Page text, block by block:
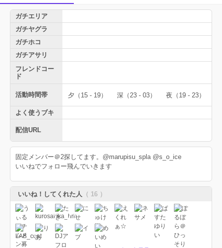
ガチエリア
ガチヤグラ
ガチホコ
ガチアサリ
フレンドコー
ド
活動時間帯 夕（15 - 19） 深（23 - 03） 夜（19 - 23）
よく使うブキ
配信URL
固定メンバー＠2探してます。@marupisu_spla @s_o_ice
いいねでフォロー飛んでいきます
いいね！してくれた人 （ 16 ）